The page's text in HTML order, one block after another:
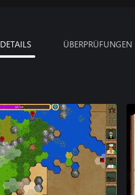
DETAILS ÜBERPRÜFUNGEN